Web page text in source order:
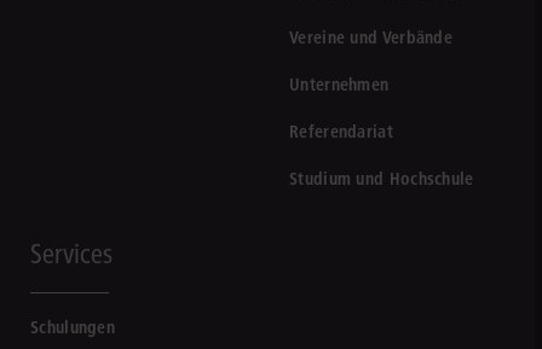
Vereine und Verbände
Unternehmen
Referendariat
Studium und Hochschule
Services
Schulungen